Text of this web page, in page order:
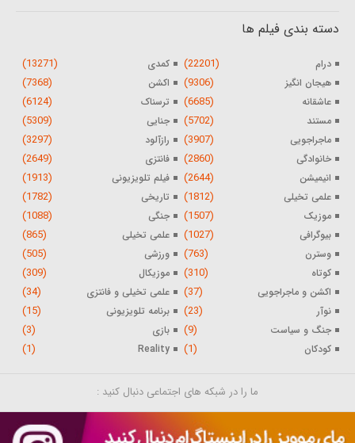
دسته بندی فیلم ها
درام (22201) کمدی (13271)
هیجان انگیز (9306) اکشن (7368)
عاشقانه (6685) ترسناک (6124)
مستند (5702) جنایی (5309)
ماجراجویی (3907) رازآلود (3297)
خانوادگی (2860) فانتزی (2649)
انیمیشن (2644) فیلم تلویزیونی (1913)
علمی تخیلی (1812) تاریخی (1782)
موزیک (1507) جنگی (1088)
بیوگرافی (1027) علمی تخیلی (865)
وسترن (763) ورزشی (505)
کوتاه (310) موزیکال (309)
اکشن و ماجراجویی (37) علمی تخیلی و فانتزی (34)
نوآر (23) برنامه تلویزیونی (15)
جنگ و سیاست (9) بازی (3)
کودکان (1)
Reality
(1)
ما را در شبکه های اجتماعی دنبال کنید :